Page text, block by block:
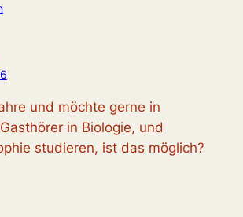
und möchte gerne in
in Biologie, und
studieren, ist das möglich?